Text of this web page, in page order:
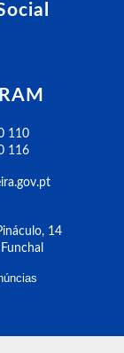
110
116
14